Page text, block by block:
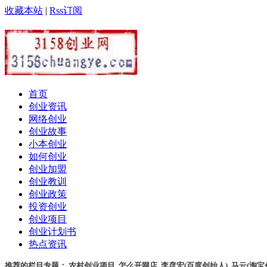
收藏本站 | Rss订阅
首页
创业资讯
网络创业
创业故事
小本创业
如何创业
创业加盟
创业教训
创业政策
投资创业
创业项目
创业计划书
热点资讯